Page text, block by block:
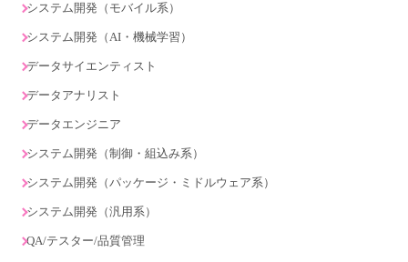
システム開発（モバイル系）
システム開発（AI・機械学習）
データサイエンティスト
データアナリスト
データエンジニア
システム開発（制御・組込み系）
システム開発（パッケージ・ミドルウェア系）
システム開発（汎用系）
QA/テスター/品質管理